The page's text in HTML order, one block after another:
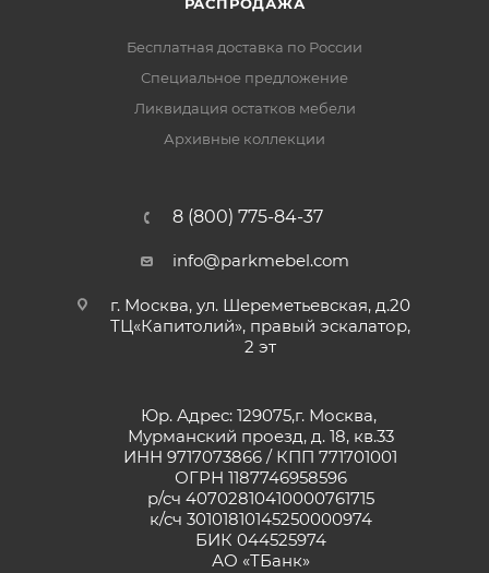
Бесплатная доставка по России
Специальное предложение
Ликвидация остатков мебели
Архивные коллекции
8 (800) 775-84-37
info@parkmebel.com
г. Москва, ул. Шереметьевская, д.20
ТЦ«Капитолий», правый эскалатор,
2 эт
Юр. Адрес: 129075,г. Москва,
Мурманский проезд, д. 18, кв.33
ИНН 9717073866 / КПП 771701001
ОГРН 1187746958596
р/сч 40702810410000761715
к/сч 30101810145250000974
БИК 044525974
АО «ТБанк»